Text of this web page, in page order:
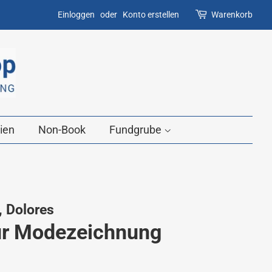
Einloggen oder Konto erstellen Warenkorb
Non-Book Fundgrube
Dolores
Modezeichnung